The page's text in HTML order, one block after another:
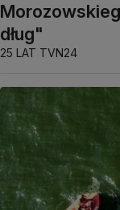
dług"
25 LAT TVN24